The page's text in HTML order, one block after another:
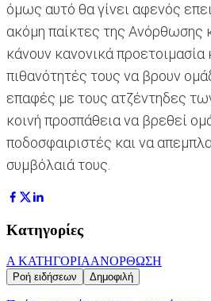
όμως αυτό θα γίνει αφενός
ακόμη παίκτες της Ανόρθωσης
κάνουν κανονικά προετοιμασία
πιθανότητές τους να βρουν
επαφές με τους ατζέντηδες
κοινή προσπάθεια να βρεθεί
ποδοσφαιριστές και να
συμβόλαιά τους.
Κατηγορίες
Α ΚΑΤΗΓΟΡΙΑΑΝΟΡΘΩΣΗ
Ροή ειδήσεων Δημοφιλή